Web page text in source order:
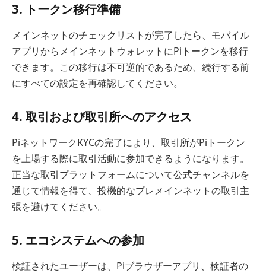
3. トークン移行準備
メインネットのチェックリストが完了したら、モバイル
アプリからメインネットウォレットにPiトークンを移行
できます。この移行は不可逆的であるため、続行する前
にすべての設定を再確認してください。
4. 取引および取引所へのアクセス
PiネットワークKYCの完了により、取引所がPiトークン
を上場する際に取引活動に参加できるようになります。
正当な取引プラットフォームについて公式チャンネルを
通じて情報を得て、投機的なプレメインネットの取引主
張を避けてください。
5. エコシステムへの参加
検証されたユーザーは、Piブラウザーアプリ、検証者の